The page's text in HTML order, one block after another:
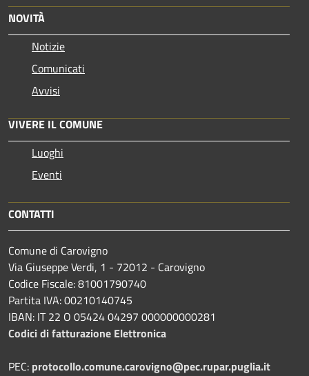
NOVITÀ
Notizie
Comunicati
Avvisi
VIVERE IL COMUNE
Luoghi
Eventi
CONTATTI
Comune di Carovigno
Via Giuseppe Verdi, 1 - 72012 - Carovigno
Codice Fiscale: 81001790740
Partita IVA: 00210140745
IBAN: IT 22 O 05424 04297 000000000281
Codici di fatturazione Elettronica
PEC: protocollo.comune.carovigno@pec.rupar.puglia.it